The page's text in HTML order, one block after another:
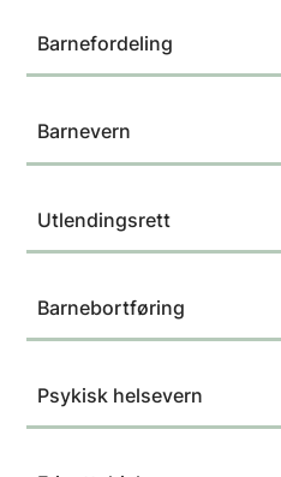
Barnefordeling
Barnevern
Utlendingsrett
Barnebortføring
Psykisk helsevern